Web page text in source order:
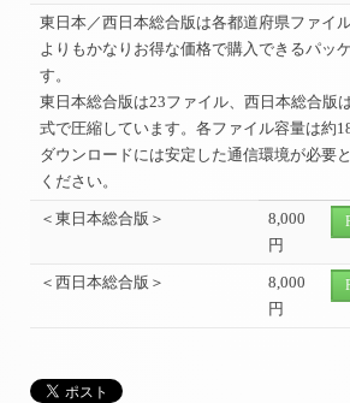
東日本／西日本総合版は各都道府県ファイ
よりもかなりお得な価格で購入できるパッ
す。
東日本総合版は23ファイル、西日本総合版
式で圧縮しています。各ファイル容量は約
ダウンロードには安定した通信環境が必要
ください。
＜東日本総合版＞
8,000
円
＜西日本総合版＞
8,000
円